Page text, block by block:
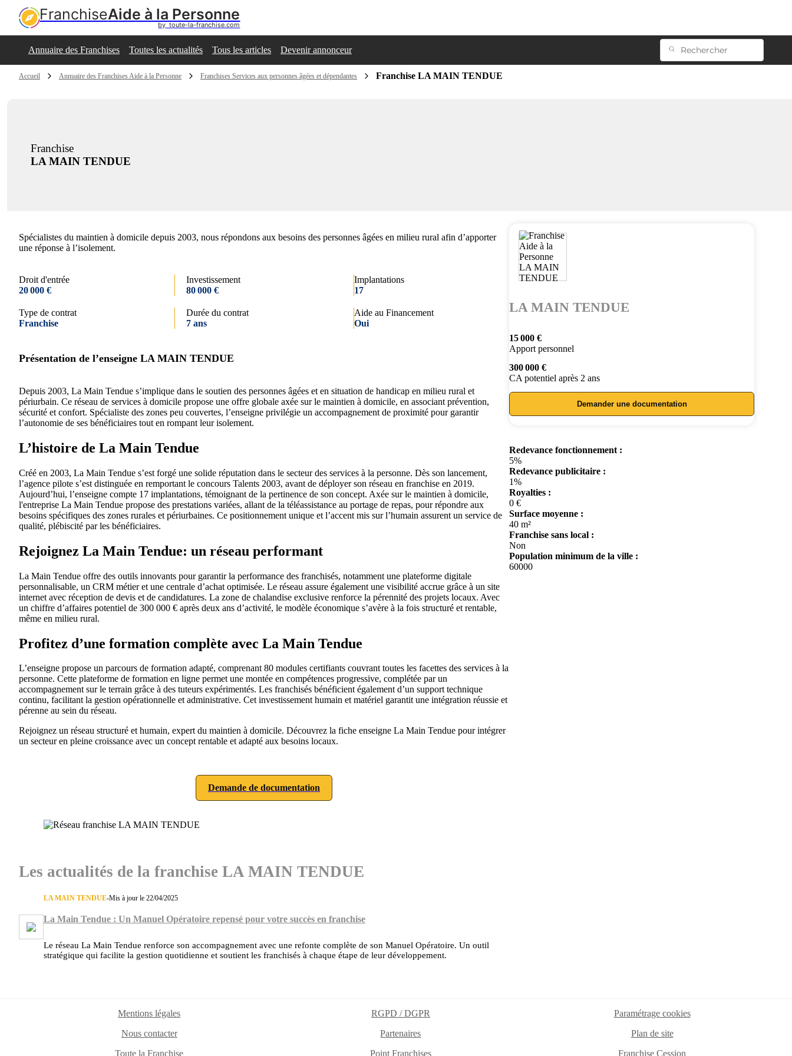
FranchiseAide à la Personne
by  toute-la-franchise.com
Annuaire des Franchises Toutes les actualités Tous les articles Devenir annonceur
Accueil Annuaire des Franchises Aide à la Personne Franchises Services aux personnes âgées et dépendantes Franchise LA MAIN TENDUE
Franchise
LA MAIN TENDUE
Spécialistes du maintien à domicile depuis 2003, nous répondons aux besoins des personnes âgées en milieu rural afin d’apporter
une réponse à l’isolement.
Droit d'entrée
20 000 €
Investissement
80 000 €
Implantations
17
Type de contrat
Franchise
Durée du contrat
7 ans
Aide au Financement
Oui
Présentation de l’enseigne LA MAIN TENDUE
Depuis 2003, La Main Tendue s’implique dans le soutien des personnes âgées et en situation de handicap en milieu rural et
périurbain. Ce réseau de services à domicile propose une offre globale axée sur le maintien à domicile, en associant prévention,
sécurité et confort. Spécialiste des zones peu couvertes, l’enseigne privilégie un accompagnement de proximité pour garantir
l’autonomie de ses bénéficiaires tout en rompant leur isolement.
L’histoire de La Main Tendue
Créé en 2003, La Main Tendue s’est forgé une solide réputation dans le secteur des services à la personne. Dès son lancement,
l’agence pilote s’est distinguée en remportant le concours Talents 2003, avant de déployer son réseau en franchise en 2019.
Aujourd’hui, l’enseigne compte 17 implantations, témoignant de la pertinence de son concept. Axée sur le maintien à domicile,
l'entreprise La Main Tendue propose des prestations variées, allant de la téléassistance au portage de repas, pour répondre aux
besoins spécifiques des zones rurales et périurbaines. Ce positionnement unique et l’accent mis sur l’humain assurent un service de
qualité, plébiscité par les bénéficiaires.
Rejoignez La Main Tendue: un réseau performant
La Main Tendue offre des outils innovants pour garantir la performance des franchisés, notamment une plateforme digitale
personnalisable, un CRM métier et une centrale d’achat optimisée. Le réseau assure également une visibilité accrue grâce à un site
internet avec réception de devis et de candidatures. La zone de chalandise exclusive renforce la pérennité des projets locaux. Avec
un chiffre d’affaires potentiel de 300 000 € après deux ans d’activité, le modèle économique s’avère à la fois structuré et rentable,
même en milieu rural.
Profitez d’une formation complète avec La Main Tendue
L’enseigne propose un parcours de formation adapté, comprenant 80 modules certifiants couvrant toutes les facettes des services à la
personne. Cette plateforme de formation en ligne permet une montée en compétences progressive, complétée par un
accompagnement sur le terrain grâce à des tuteurs expérimentés. Les franchisés bénéficient également d’un support technique
continu, facilitant la gestion opérationnelle et administrative. Cet investissement humain et matériel garantit une intégration réussie et
pérenne au sein du réseau.
Rejoignez un réseau structuré et humain, expert du maintien à domicile. Découvrez la fiche enseigne La Main Tendue pour intégrer
un secteur en pleine croissance avec un concept rentable et adapté aux besoins locaux.
Demande de documentation
Les actualités de la franchise LA MAIN TENDUE
LA MAIN TENDUE-Mis à jour le 22/04/2025
La Main Tendue : Un Manuel Opératoire repensé pour votre succès en franchise
Le réseau La Main Tendue renforce son accompagnement avec une refonte complète de son Manuel Opératoire. Un outil
stratégique qui facilite la gestion quotidienne et soutient les franchisés à chaque étape de leur développement.
LA MAIN TENDUE
15 000 €
Apport personnel
300 000 €
CA potentiel après 2 ans
Demander une documentation
Redevance fonctionnement :
5%
Redevance publicitaire :
1%
Royalties :
0 €
Surface moyenne :
40 m²
Franchise sans local :
Non
Population minimum de la ville :
60000
Mentions légales RGPD / DGPR
Paramétrage cookies
Nous contacter
Partenaires
Plan de site
Toute la Franchise
Point Franchises Franchise Cession